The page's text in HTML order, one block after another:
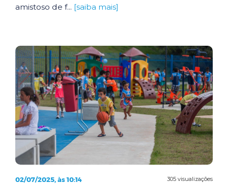
amistoso de f... [saiba mais]
305 visualizações
02/07/2025, às 10:14